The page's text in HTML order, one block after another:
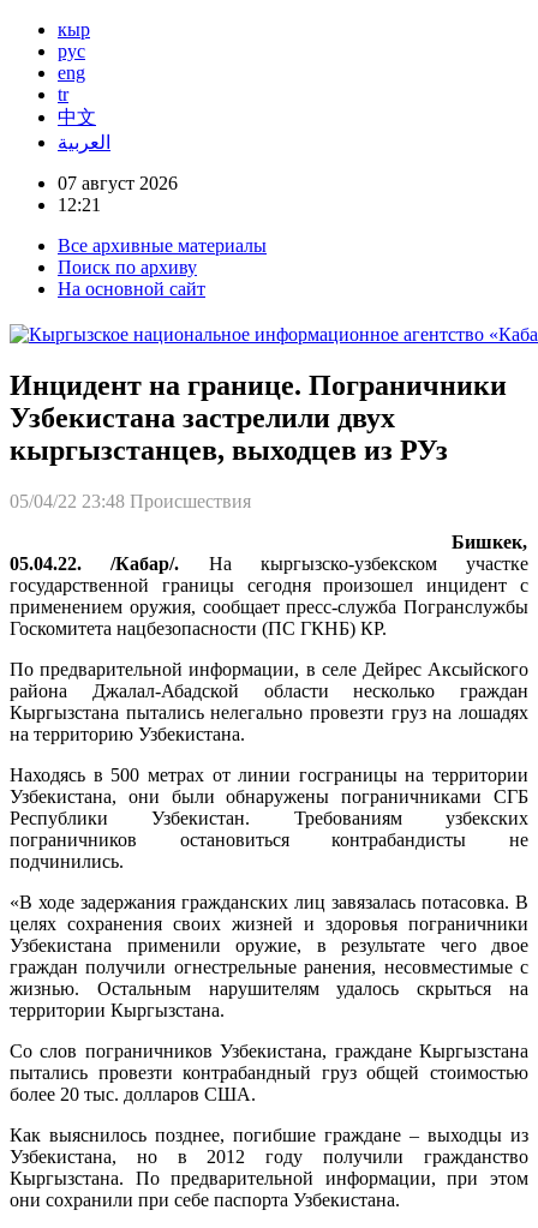
кыр
рус
eng
tr
中文
العربية
07 август 2026
12:21
Все архивные материалы
Поиск по архиву
На основной сайт
Инцидент на границе. Пограничники
Узбекистана застрелили двух
кыргызстанцев, выходцев из РУз
05/04/22 23:48 Происшествия
Бишкек,
05.04.22. /Кабар/. На кыргызско-узбекском участке
государственной границы сегодня произошел инцидент с
применением оружия, сообщает пресс-служба Погранслужбы
Госкомитета нацбезопасности (ПС ГКНБ) КР.
По предварительной информации, в селе Дейрес Аксыйского
района Джалал-Абадской области несколько граждан
Кыргызстана пытались нелегально провезти груз на лошадях
на территорию Узбекистана.
Находясь в 500 метрах от линии госграницы на территории
Узбекистана, они были обнаружены пограничниками СГБ
Республики Узбекистан. Требованиям узбекских
пограничников остановиться контрабандисты не
подчинились.
«В ходе задержания гражданских лиц завязалась потасовка. В
целях сохранения своих жизней и здоровья пограничники
Узбекистана применили оружие, в результате чего двое
граждан получили огнестрельные ранения, несовместимые с
жизнью. Остальным нарушителям удалось скрыться на
территории Кыргызстана.
Со слов пограничников Узбекистана, граждане Кыргызстана
пытались провезти контрабандный груз общей стоимостью
более 20 тыс. долларов США.
Как выяснилось позднее, погибшие граждане – выходцы из
Узбекистана, но в 2012 году получили гражданство
Кыргызстана. По предварительной информации, при этом
они сохранили при себе паспорта Узбекистана.